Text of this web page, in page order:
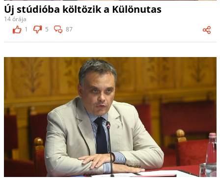
Új stúdióba költözik a Különutas
14 órája
1
5 87